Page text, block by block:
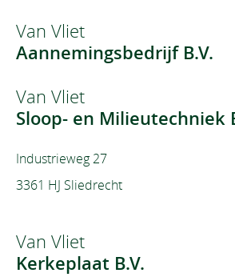
Van Vliet
Aannemingsbedrijf B.V.
Van Vliet
Sloop- en Milieutechniek
Industrieweg 27
3361 HJ Sliedrecht
Van Vliet
Kerkeplaat B.V.